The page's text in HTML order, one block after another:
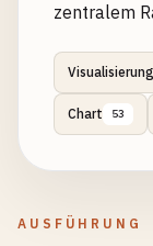
zentralem
Visualisierung
Chart 53
AUSFÜHRUNG